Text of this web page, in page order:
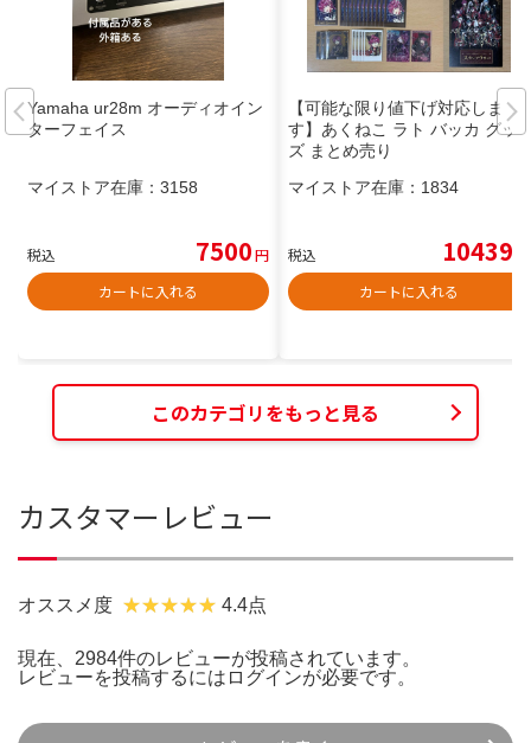
Yamaha ur28m オーディオイン
ターフェイス
マイストア在庫： 3158
税込 7500円
カートに入れる
【可能な限り値下げ対応しま
す】あくねこ ラト バッカ グッ
ズ まとめ売り
マイストア在庫： 1834
税込 10439
カートに入れる
このカテゴリをもっと見る
カスタマーレビュー
オススメ度 4.4点
現在、2984件のレビューが投稿されています。
レビューを投稿するには ログインが必要です。